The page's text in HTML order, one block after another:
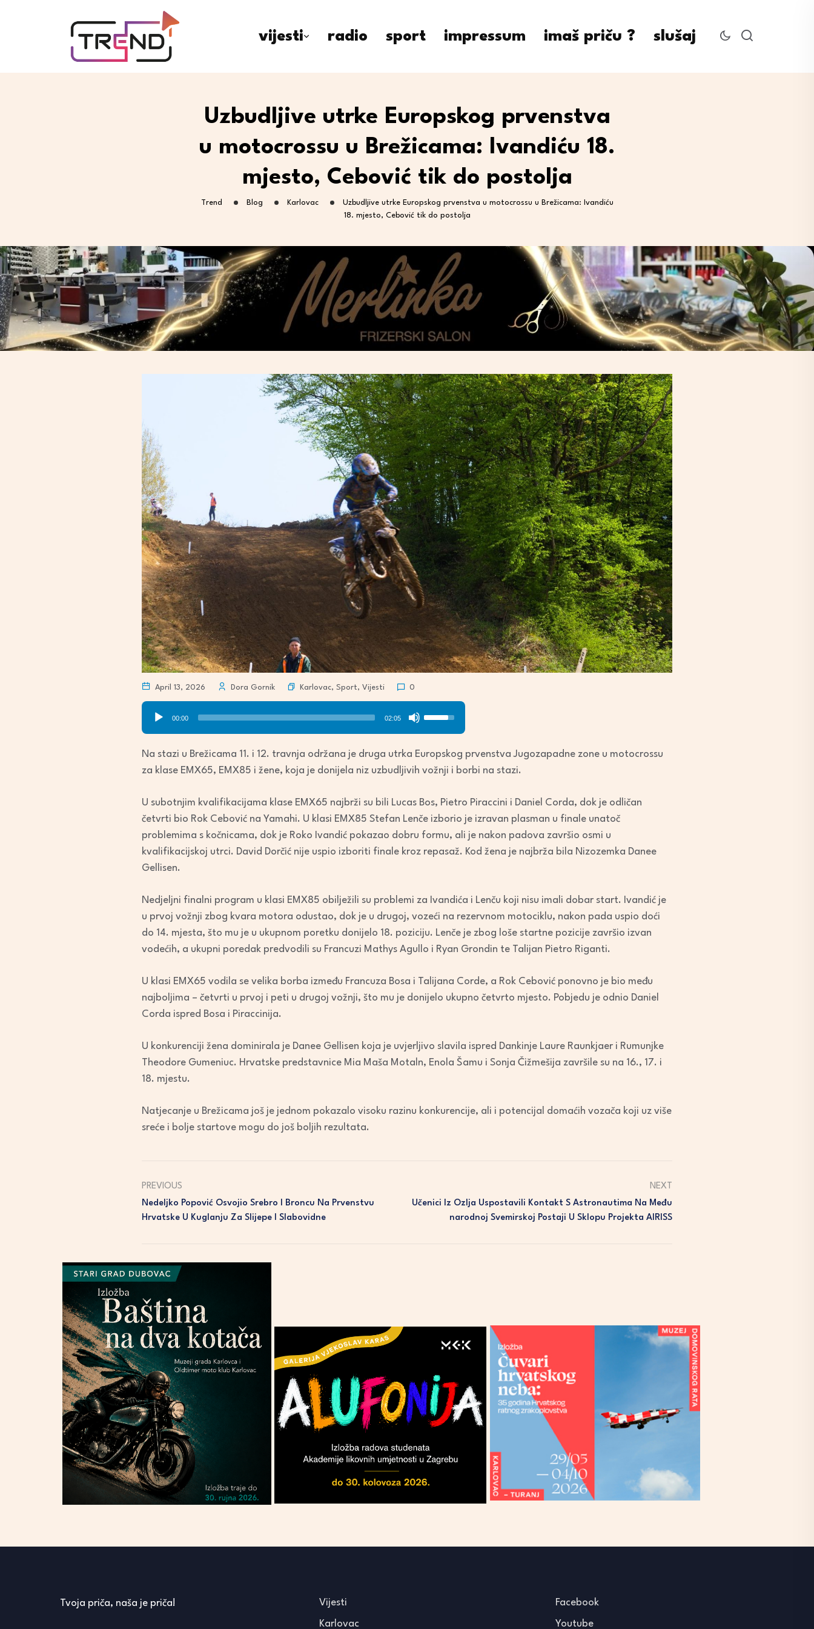
vijesti radio sport impressum imaš priču ? slušaj
Uzbudljive utrke Europskog prvenstva
u motocrossu u Brežicama: Ivandiću 18.
mjesto, Cebović tik do postolja
Trend Blog Karlovac
Uzbudljive utrke Europskog prvenstva u motocrossu u Brežicama: Ivandiću
18. mjesto, Cebović tik do postolja
April 13, 2026 Dora Gornik Karlovac, Sport, Vijesti 0
Audio
Player
00:00 02:05
Use
Up/Down
keys
decrease
Na stazi u Brežicama 11. i 12. travnja održana je druga utrka Europskog prvenstva Jugozapadne zone u motocrossu
za klase EMX65, EMX85 i žene, koja je donijela niz uzbudljivih vožnji i borbi na stazi.
U subotnjim kvalifikacijama klase EMX65 najbrži su bili Lucas Bos, Pietro Piraccini i Daniel Corda, dok je odličan
četvrti bio Rok Cebović na Yamahi. U klasi EMX85 Stefan Lenče izborio je izravan plasman u finale unatoč
problemima s kočnicama, dok je Roko Ivandić pokazao dobru formu, ali je nakon padova završio osmi u
kvalifikacijskoj utrci. David Dorčić nije uspio izboriti finale kroz repasaž. Kod žena je najbrža bila Nizozemka Danee
Gellisen.
Nedjeljni finalni program u klasi EMX85 obilježili su problemi za Ivandića i Lenču koji nisu imali dobar start. Ivandić je
u prvoj vožnji zbog kvara motora odustao, dok je u drugoj, vozeći na rezervnom motociklu, nakon pada uspio doći
do 14. mjesta, što mu je u ukupnom poretku donijelo 18. poziciju. Lenče je zbog loše startne pozicije završio izvan
vodećih, a ukupni poredak predvodili su Francuzi Mathys Agullo i Ryan Grondin te Talijan Pietro Riganti.
U klasi EMX65 vodila se velika borba između Francuza Bosa i Talijana Corde, a Rok Cebović ponovno je bio među
najboljima – četvrti u prvoj i peti u drugoj vožnji, što mu je donijelo ukupno četvrto mjesto. Pobjedu je odnio Daniel
Corda ispred Bosa i Piraccinija.
U konkurenciji žena dominirala je Danee Gellisen koja je uvjerljivo slavila ispred Dankinje Laure Raunkjaer i Rumunjke
Theodore Gumeniuc. Hrvatske predstavnice Mia Maša Motaln, Enola Šamu i Sonja Čižmešija završile su na 16., 17. i
18. mjestu.
Natjecanje u Brežicama još je jednom pokazalo visoku razinu konkurencije, ali i potencijal domaćih vozača koji uz više
sreće i bolje startove mogu do još boljih rezultata.
PREVIOUS
Nedeljko Popović Osvojio Srebro I Broncu Na Prvenstvu
Hrvatske U Kuglanju Za Slijepe I Slabovidne
NEXT
Učenici Iz Ozlja Uspostavili Kontakt S Astronautima Na Među
Narodnoj Svemirskoj Postaji U Sklopu Projekta AIRISS
Tvoja priča, naša je priča! Vijesti
Karlovac
Facebook
Youtube